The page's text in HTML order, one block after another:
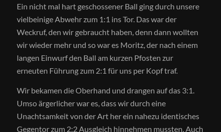
Ein nicht mal hart geschossener Ball ging durch unsere
vielbeinige Abwehr zum 1:1 ins Tor. Das war der
Weckruf, den wir gebraucht haben, denn dann wollten
wir wieder mehr und so war es Moritz, der nach einem
langen Einwurf den Ball am kurzen Pfosten zur
erneuten Führung zum 2:1 für uns per Kopf traf.
Wir bekamen die Oberhand und drangen auf das 3:1.
Umso ärgerlicher war es, dass wir durch eine
Unachtsamkeit von der Art her ein nahezu identisches
Gegentor zum 2:2 Ausgleich hinnehmen mussten. Auch